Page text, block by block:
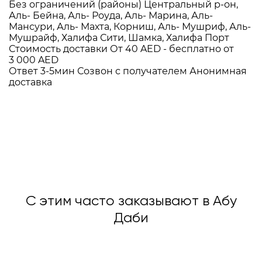
Без ограничений (районы) Центральный р-он,
Аль- Бейна, Аль- Роуда, Аль- Марина, Аль-
Мансури, Аль- Махта, Корниш, Аль- Мушриф, Аль-
Мушрайф, Халифа Сити, Шамка, Халифа Порт
Стоимость доставки От 40 AED - бесплатно от
3 000 AED
Ответ 3-5мин Созвон с получателем Анонимная
доставка
С этим часто заказывают в Абу
Даби